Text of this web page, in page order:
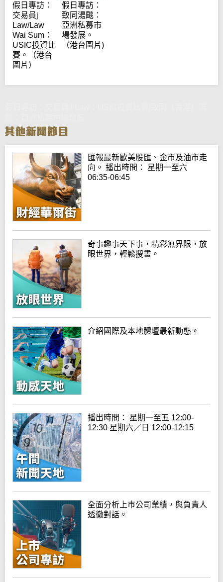
假日專訪：
交易員j
Law/Law
Wai Sum：
USIC投資比
賽。（港台
圖片）
假日專訪：
致同湯颷：
亞洲私募市
場發展。
（港台圖片)
匯報最新歐美股匯、金市及油市走
向。 播出時間： 星期一至六
06:35-06:45
奇事趣事天下事，精彩無界限，放
眼世界，輕鬆搜畫。
介紹國際及本地體壇最新動態。
播出時間： 星期一至五 12:00-
12:30 星期六／日 12:00-12:15
全面分析上巿公司業績，與負責人
透徹對話。